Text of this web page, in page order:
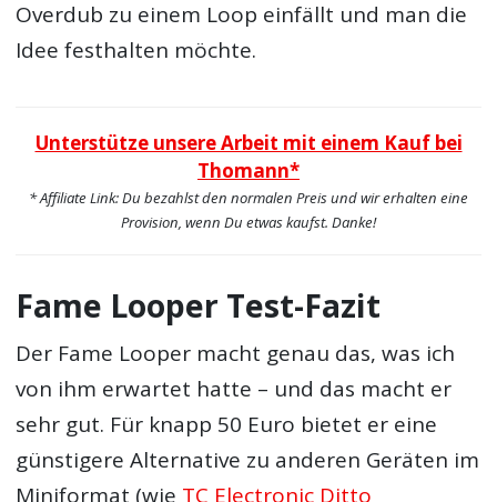
Overdub zu einem Loop einfällt und man die
Idee festhalten möchte.
Unterstütze unsere Arbeit mit einem Kauf bei
Thomann*
* Affiliate Link: Du bezahlst den normalen Preis und wir erhalten eine
Provision, wenn Du etwas kaufst. Danke!
Fame Looper Test-Fazit
Der Fame Looper macht genau das, was ich
von ihm erwartet hatte – und das macht er
sehr gut. Für knapp 50 Euro bietet er eine
günstigere Alternative zu anderen Geräten im
Miniformat (wie TC Electronic Ditto